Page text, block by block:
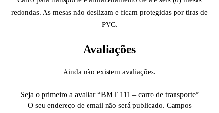
redondas. As mesas não deslizam e ficam protegidas por tiras de
PVC.
Avaliações
Ainda não existem avaliações.
Seja o primeiro a avaliar “BMT 111 – carro de transporte”
O seu endereço de email não será publicado. Campos